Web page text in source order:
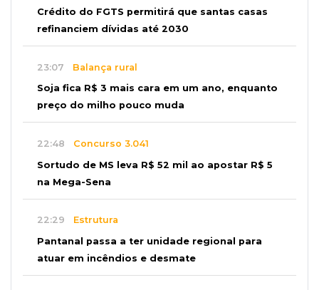
Crédito do FGTS permitirá que santas casas
refinanciem dívidas até 2030
23:07 Balança rural
Soja fica R$ 3 mais cara em um ano, enquanto
preço do milho pouco muda
22:48 Concurso 3.041
Sortudo de MS leva R$ 52 mil ao apostar R$ 5
na Mega-Sena
22:29 Estrutura
Pantanal passa a ter unidade regional para
atuar em incêndios e desmate